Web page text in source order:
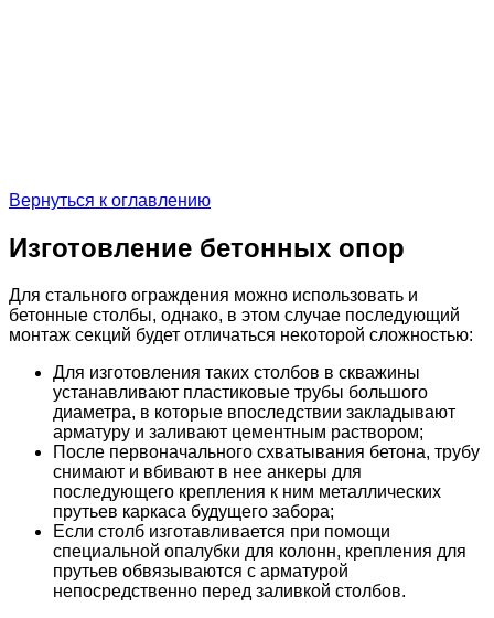
Вернуться к оглавлению
Изготовление бетонных опор
Для стального ограждения можно использовать и
бетонные столбы, однако, в этом случае последующий
монтаж секций будет отличаться некоторой сложностью:
Для изготовления таких столбов в скважины
устанавливают пластиковые трубы большого
диаметра, в которые впоследствии закладывают
арматуру и заливают цементным раствором;
После первоначального схватывания бетона, трубу
снимают и вбивают в нее анкеры для
последующего крепления к ним металлических
прутьев каркаса будущего забора;
Если столб изготавливается при помощи
специальной опалубки для колонн, крепления для
прутьев обвязываются с арматурой
непосредственно перед заливкой столбов.